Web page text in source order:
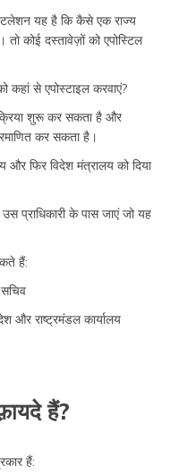
यह है कि कैसे एक राज्य
कोई दस्तावेज़ों को एपोस्टिल
कहां से एपोस्टाइल करवाएं?
शुरू कर सकता है और
कर सकता है।
और फिर विदेश मंत्रालय को दिया
प्राधिकारी के पास जाएं जो यह
हैं:
और राष्ट्रमंडल कार्यालय
हैं?
हैं: